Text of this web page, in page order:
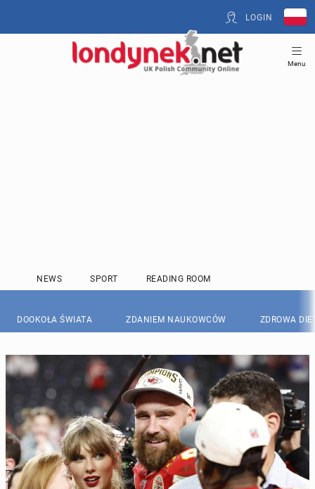
LOGIN
Menu
NEWS SPORT READING ROOM
DOOKOŁA ŚWIATA ZDANIEM NAUKOWCÓW ZDROWA